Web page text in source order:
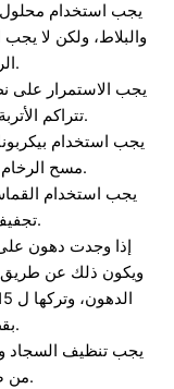
يجب استخدام محلول
والبلاط، ولكن لا
الرخام والسيراميك.
يجب الاستمرار على
تتراكم الأتربة عليه وتطفئ لمعانه وبريقه.
يجب استخدام
مسح الرخام يوميًا للحفاظ على اللمعان.
يجب استخدام
بعد تنظيفه.
إذا وجدت دهون
ويكون ذلك عن طريق
بقطعة قماش مبللة.
يجب تنظيف السجاد
من صعوبة التعامل معها.